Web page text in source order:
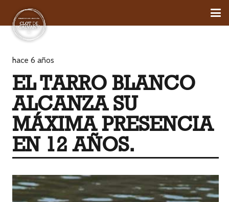
hace 6 años
EL TARRO BLANCO
ALCANZA SU
MÁXIMA PRESENCIA
EN 12 AÑOS.